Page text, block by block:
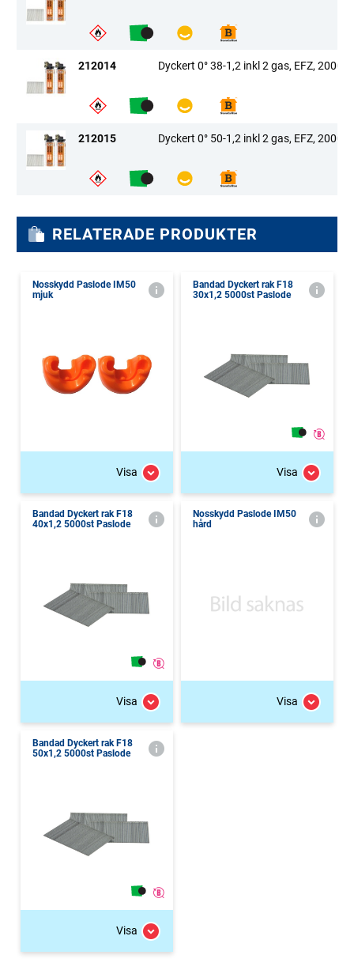
212014 Dyckert 0° 38-1,2 inkl 2 gas, EFZ, 2000/
212015 Dyckert 0° 50-1,2 inkl 2 gas, EFZ, 2000/
RELATERADE PRODUKTER
Nosskydd Paslode IM50
mjuk
Visa
Bandad Dyckert rak F18
30x1,2 5000st Paslode
Visa
Bandad Dyckert rak F18
40x1,2 5000st Paslode
Visa
Nosskydd Paslode IM50
hård
Visa
Bandad Dyckert rak F18
50x1,2 5000st Paslode
Visa